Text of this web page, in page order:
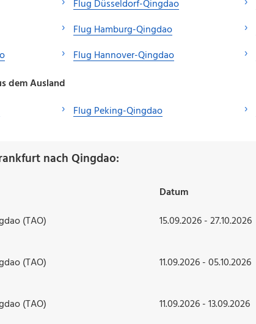
Flug Düsseldorf-Qingdao
Flug Hamburg-Qingdao
Flug Hannover-Qingdao
dem Ausland
Flug Peking-Qingdao
nach Qingdao:
Datum
(TAO)
15.09.2026 - 27.10.2026
(TAO) 11.09.2026 - 05.10.2026
(TAO) 11.09.2026 - 13.09.2026